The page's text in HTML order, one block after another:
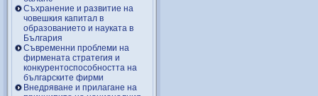
Съхранение и развитие на
човешкия капитал в
образованието и науката в
България
Съвременни проблеми на
фирмената стратегия и
конкурентоспособността на
българските фирми
Внедряване и прилагане на